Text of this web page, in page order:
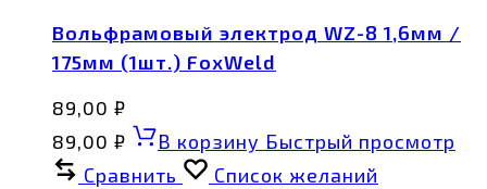
Вольфрамовый электрод WZ-8 1,6мм /
175мм (1шт.) FoxWeld
89,00 ₽
89,00 ₽ В корзину Быстрый просмотр
Сравнить
Список желаний